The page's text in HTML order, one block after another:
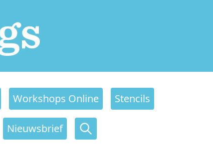
Workshops Online Stencils
Nieuwsbrief